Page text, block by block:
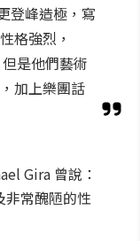
登峰造極，寫
格強烈，
是他們藝術
加上樂團話
Gira 曾說：
非常醜陋的性